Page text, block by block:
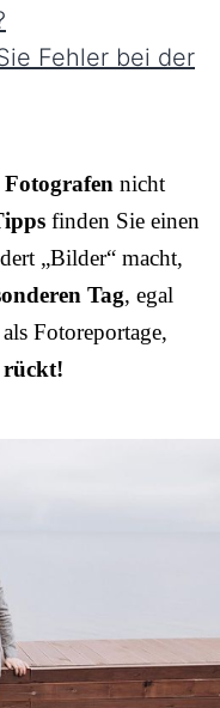
Fehler bei der
Fotografen nicht
finden Sie einen
„Bilder“ macht,
Tag, egal
Fotoreportage,